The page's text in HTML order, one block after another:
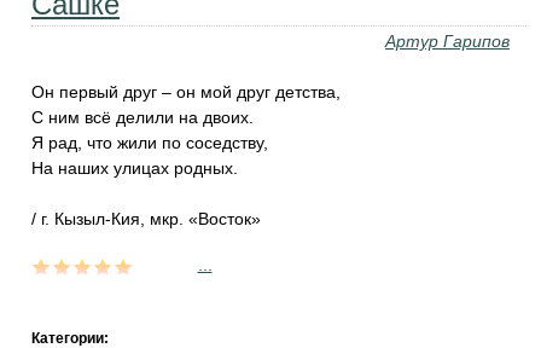
Артур Гарипов
Он первый друг – он мой друг детства,
С ним всё делили на двоих.
Я рад, что жили по соседству,
На наших улицах родных.
/ г. Кызыл-Кия, мкр. «Восток»
Категории: